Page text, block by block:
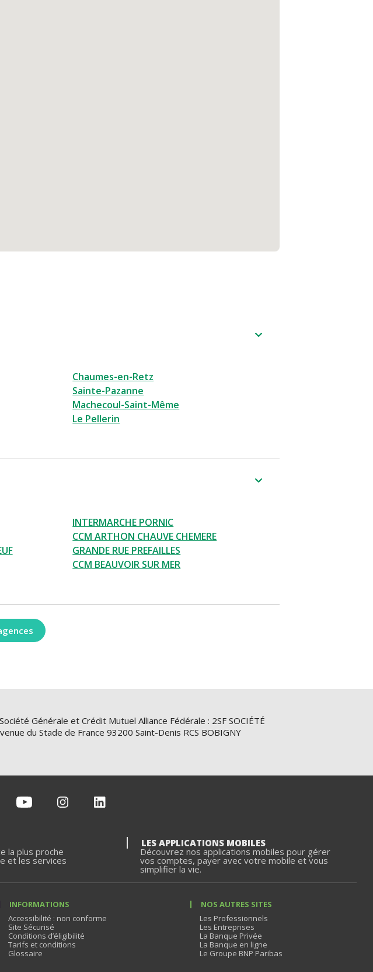
Chaumes-en-Retz
Sainte-Pazanne
Machecoul-Saint-Même
Le Pellerin
INTERMARCHE PORNIC
CCM ARTHON CHAUVE CHEMERE
GRANDE RUE PREFAILLES
CCM BEAUVOIR SUR MER
Générale et Crédit Mutuel Alliance Fédérale : 2SF SOCIÉTÉ
du Stade de France 93200 Saint-Denis RCS BOBIGNY
la plus proche
et les services
LES APPLICATIONS MOBILES
Découvrez nos applications mobiles pour gérer
vos comptes, payer avec votre mobile et vous
simplifier la vie.
INFORMATIONS
Accessibilité : non conforme
Site Sécurisé
Conditions d’éligibilité
Tarifs et conditions
Glossaire
NOS AUTRES SITES
Les Professionnels
Les Entreprises
La Banque Privée
La Banque en ligne
Le Groupe BNP Paribas